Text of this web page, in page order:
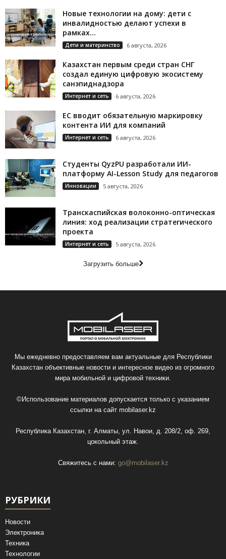
Новые технологии на дому: дети с
инвалидностью делают успехи в
рамках...
Дети и материнство 6 августа, 2026
Казахстан первым среди стран СНГ
создал единую цифровую экосистему
санэпиднадзора
Интернет и сеть 6 августа, 2026
ЕС вводит обязательную маркировку
контента ИИ для компаний
Интернет и сеть 6 августа, 2026
Студенты QyzPU разработали ИИ-
платформу AI-Lesson Study для педагогов
Инновации 5 августа, 2026
Транскаспийская волоконно-оптическая
линия: ход реализации стратегического
проекта
Интернет и сеть 5 августа, 2026
Загрузить больше
Мы ежедневно предоставляем вам актуальные для Республики
Казахстан объективные новости и интересное видео из огромного
мира мобильной и цифровой техники.
©Использование материалов допускается только с указанием
ссылки на сайт mobilaser.kz
Республика Казахстан, г. Алматы, ул. Навои, д. 208/2, оф. 269,
цокольный этаж.
Свяжитесь с нами: go@mobilaser.kz
РУБРИКИ
Новости
Электроника
Техника
Технологии